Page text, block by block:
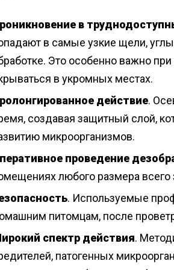
в
в самые узкие щели,
Это особенно важно
в укромных местах.
действие.
создавая защитный слой,
микроорганизмов.
проведение
любого размера всего
. Используемые
питомцам, после
спектр действия.
патогенных